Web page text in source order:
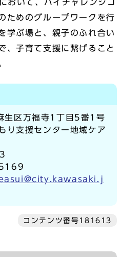
おいて、ハイチャレンジコ
ためのグループワークを行
学ぶ場と、親子のふれ合い
、子育て支援に繋げること
区万福寺1丁目5番1号
支援センター地域ケア
コンテンツ番号181613